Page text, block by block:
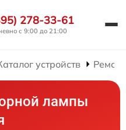
278-33-61
с 9:00 до 21:00
устройств
лампы